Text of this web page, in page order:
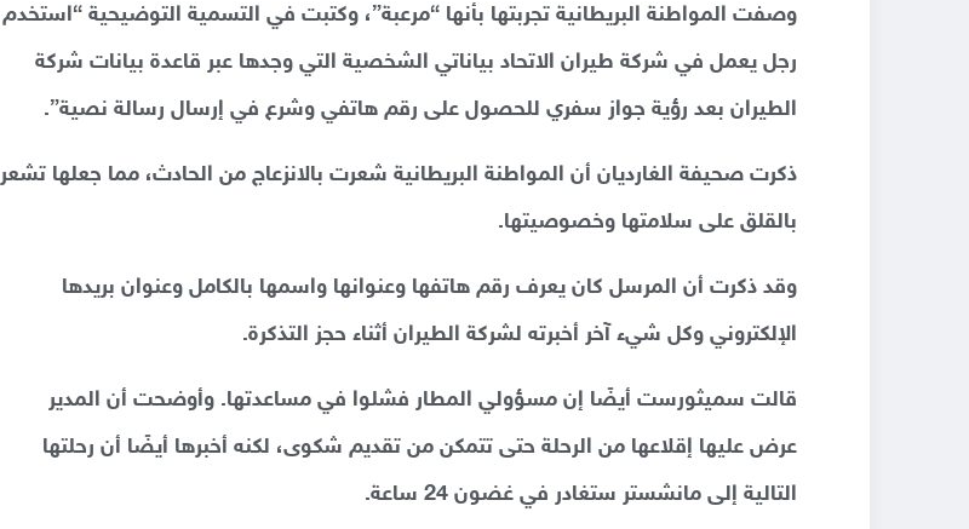
وصفت المواطنة البريطانية تجربتها بأنها “مرعبة”، وكتبت في التسمية التوضيحية “استخدم
رجل يعمل في شركة طيران الاتحاد بياناتي الشخصية التي وجدها عبر قاعدة بيانات شركة
الطيران بعد رؤية جواز سفري للحصول على رقم هاتفي وشرع في إرسال رسالة نصية”.
ذكرت صحيفة الغارديان أن المواطنة البريطانية شعرت بالانزعاج من الحادث، مما جعلها تشعر
بالقلق على سلامتها وخصوصيتها.
وقد ذكرت أن المرسل كان يعرف رقم هاتفها وعنوانها واسمها بالكامل وعنوان بريدها
الإلكتروني وكل شيء آخر أخبرته لشركة الطيران أثناء حجز التذكرة.
قالت سميثورست أيضًا إن مسؤولي المطار فشلوا في مساعدتها. وأوضحت أن المدير
عرض عليها إقلاعها من الرحلة حتى تتمكن من تقديم شكوى، لكنه أخبرها أيضًا أن رحلتها
التالية إلى مانشستر ستغادر في غضون 24 ساعة.